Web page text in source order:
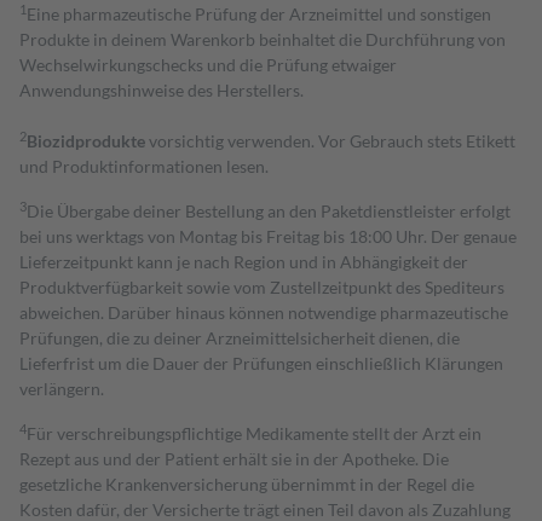
1 Eine pharmazeutische Prüfung der Arzneimittel und sonstigen
Produkte in deinem Warenkorb beinhaltet die Durchführung von
Wechselwirkungschecks und die Prüfung etwaiger
Anwendungshinweise des Herstellers.
2Biozidproduktevorsichtig verwenden. Vor Gebrauch stets Etikett
und Produktinformationen lesen.
3Die Übergabe deiner Bestellung an den Paketdienstleister erfolgt
bei uns werktags von Montag bis Freitag bis 18:00 Uhr. Der genaue
Lieferzeitpunkt kann je nach Region und in Abhängigkeit der
Produktverfügbarkeit sowie vom Zustellzeitpunkt des Spediteurs
abweichen. Darüber hinaus können notwendige pharmazeutische
Prüfungen, die zu deiner Arzneimittelsicherheit dienen, die
Lieferfrist um die Dauer der Prüfungen einschließlich Klärungen
verlängern.
4Für verschreibungspflichtige Medikamente stellt der Arzt ein
Rezept aus und der Patient erhält sie in der Apotheke. Die
gesetzliche Krankenversicherung übernimmt in der Regel die
Kosten dafür, der Versicherte trägt einen Teil davon als Zuzahlung